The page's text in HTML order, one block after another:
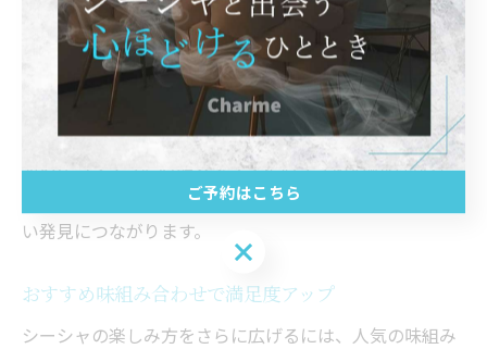
ルアップル＋ミント」「グレープ＋レモン＋ミント」な
ど、バランスを意識することで失敗しにくくなります。
自身でミックスを試す際は、味が濃くなりすぎたり、逆
に薄くなったりするリスクもあるため、少量ずつ調整す
るのがコツです。店舗スタッフにおすすめの組み合わせ
を聞いたり、SNSで話題のレシピを参考にするのも新し
い発見につながります。
おすすめ味組み合わせで満足度アップ
シーシャの楽しみ方をさらに広げるには、人気の味組み
ご予約はこちら
ご予約はこちら